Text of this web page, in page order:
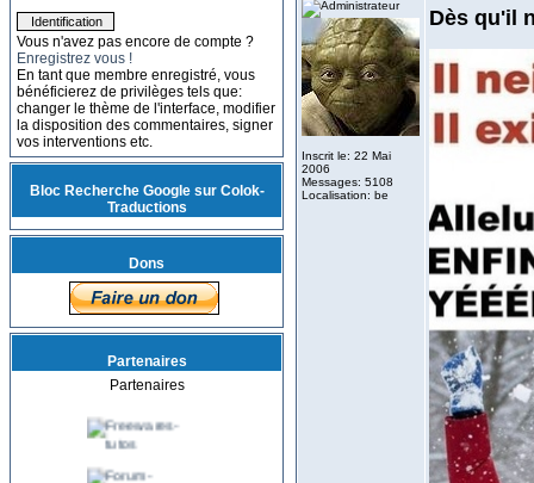
Vous n'avez pas encore de compte ?
Enregistrez vous !
En tant que membre enregistré, vous
bénéficierez de privilèges tels que:
changer le thème de l'interface, modifier
la disposition des commentaires, signer
vos interventions etc.
Bloc Recherche Google sur Colok-
Traductions
Dons
Partenaires
Partenaires
Inscrit le: 22 Mai
2006
Messages: 5108
Localisation: be
Dès qu'il